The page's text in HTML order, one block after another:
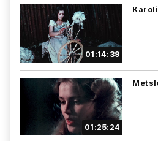
01:14:39
01:25:24